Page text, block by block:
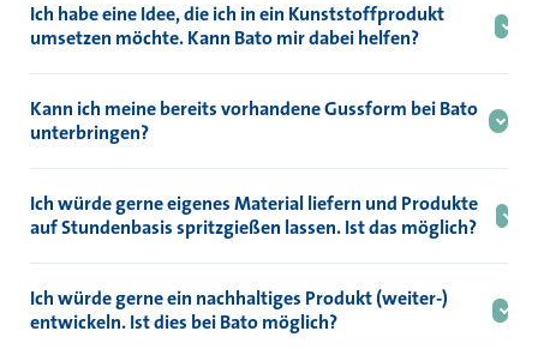
Ich habe eine Idee, die ich in ein Kunststoffprodukt
umsetzen möchte. Kann Bato mir dabei helfen?
verfügen.
Kann ich meine bereits vorhandene Gussform bei Bato
unterbringen?
Ich würde gerne eigenes Material liefern und Produkte
auf Stundenbasis spritzgießen lassen. Ist das möglich?
Ich würde gerne ein nachhaltiges Produkt (weiter-)
entwickeln. Ist dies bei Bato möglich?